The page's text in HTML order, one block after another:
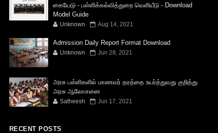
கையேடு - பள்ளிக்கல்வித்துறை வெளியீடு - Download
Model Guide
Unknown Aug 14, 2021
Admission Daily Report Format Download
Unknown Jun 28, 2021
அரசு பள்ளிகளில் மாணவர் தரத்தை உயர்த்துவது குறித்து
அரசு ஆலோசனை
Satheesh Jun 17, 2021
RECENT POSTS